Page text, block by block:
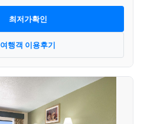
최저가확인
여행객 이용후기